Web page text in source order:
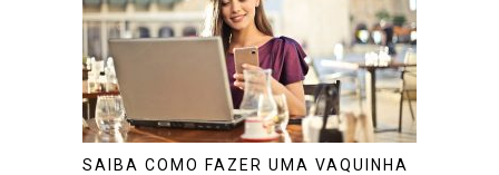
SAIBA COMO FAZER UMA VAQUINHA